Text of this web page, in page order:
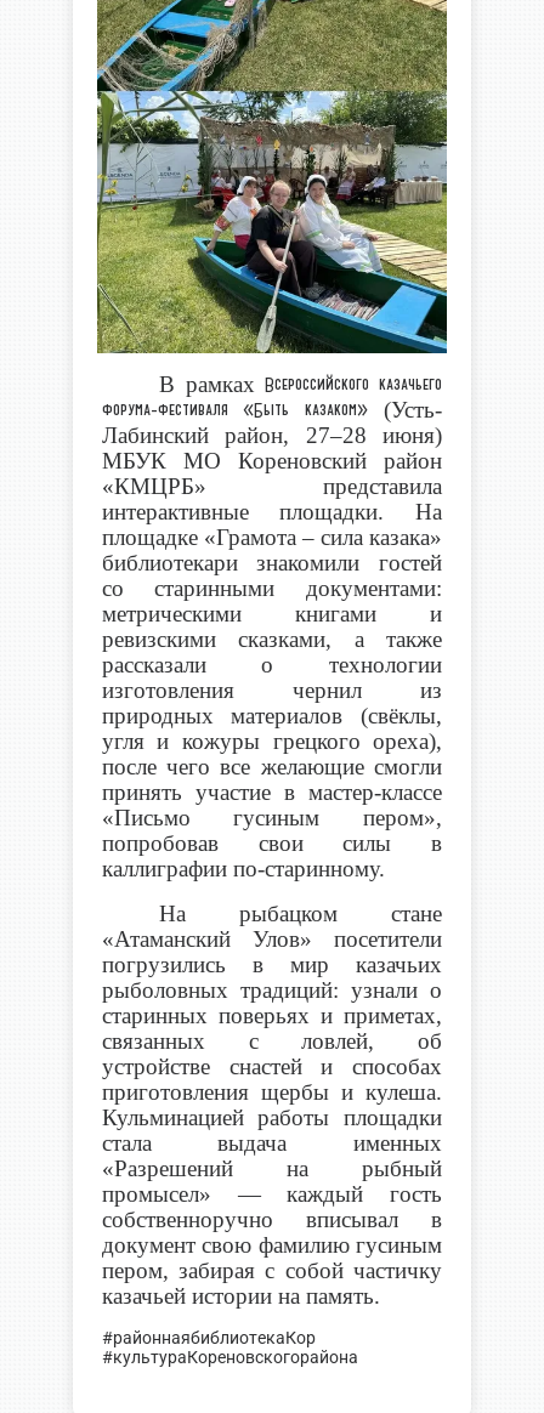
В рамкахВсероссийского казачьего
форума-фестиваля «Быть казаком»(Усть-
Лабинский район, 27–28 июня)
МБУК МО Кореновский район
«КМЦРБ» представила
интерактивные площадки. На
площадке «Грамота – сила казака»
библиотекари знакомили гостей
со старинными документами:
метрическими книгами и
ревизскими сказками, а также
рассказали о технологии
изготовления чернил из
природных материалов (свёклы,
угля и кожуры грецкого ореха),
после чего все желающие смогли
принять участие в мастер-классе
«Письмо гусиным пером»,
попробовав свои силы в
каллиграфии по-старинному.
На рыбацком стане
«Атаманский Улов» посетители
погрузились в мир казачьих
рыболовных традиций: узнали о
старинных поверьях и приметах,
связанных с ловлей, об
устройстве снастей и способах
приготовления щербы и кулеша.
Кульминацией работы площадки
стала выдача именных
«Разрешений на рыбный
промысел» — каждый гость
собственноручно вписывал в
документ свою фамилию гусиным
пером, забирая с собой частичку
казачьей истории на память.
#районнаябиблиотекаКор
#культураКореновскогорайона